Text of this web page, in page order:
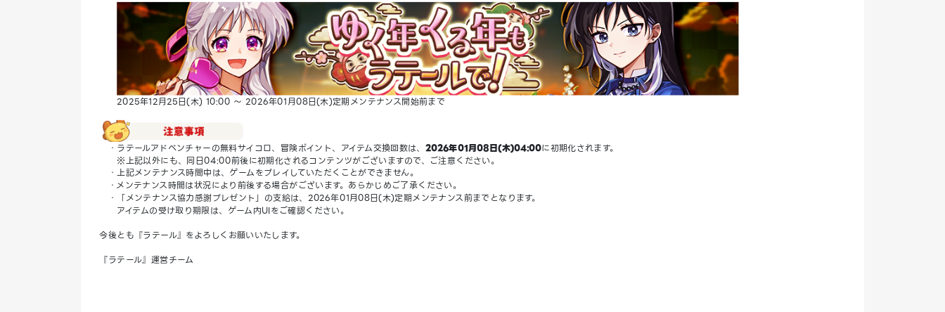
2025年12月25日(木) 10:00 ～ 2026年01月08日(木)定期メンテナンス開始前まで
・ラテールアドベンチャーの無料サイコロ、冒険ポイント、アイテム交換回数は、 2026年01月08日(木)04:00に初期化されます。
※上記以外にも、同日04:00前後に初期化されるコンテンツがございますので、ご注意ください。
・上記メンテナンス時間中は、ゲームをプレイしていただくことができません。
・メンテナンス時間は状況により前後する場合がございます。あらかじめご了承ください。
・「メンテナンス協力感謝プレゼント」の支給は、2026年01月08日(木)定期メンテナンス前までとなります。
アイテムの受け取り期限は、ゲーム内UIをご確認ください。
今後とも『ラテール』をよろしくお願いいたします。
『ラテール』運営チーム